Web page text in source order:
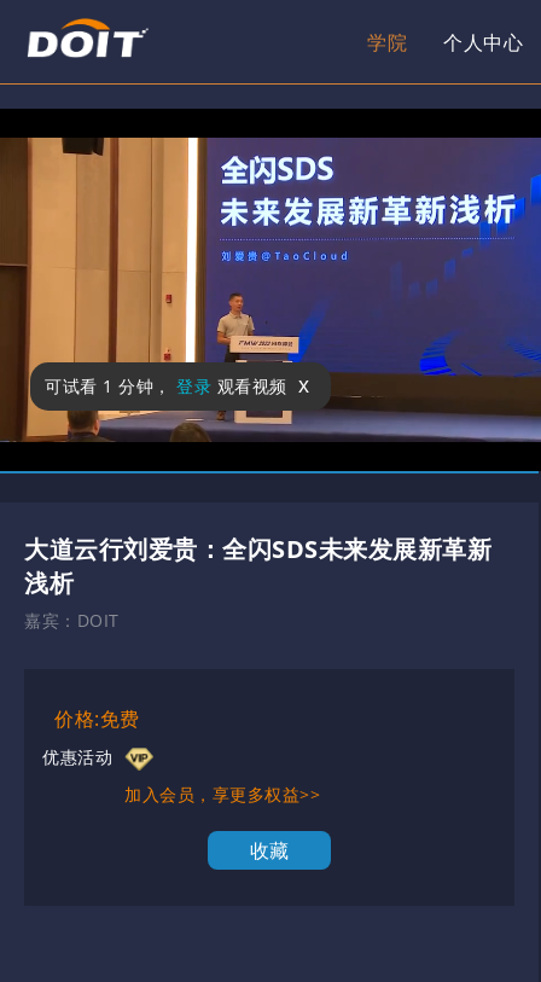
学院 个人中心
可试看 1 分钟 ， 登录 观看视频 x
大道云行刘爱贵：全闪SDS未来发展新革新
浅析
嘉宾： DOIT
价格:免费
优惠活动
加入会员，享更多权益>>
收藏